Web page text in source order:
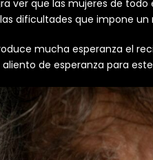
ver que las mujeres de
dificultades que impone
mucha esperanza el
aliento de esperanza para